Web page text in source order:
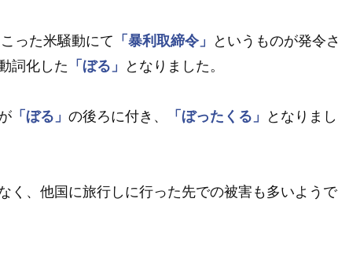
った米騒動にて 「暴利取締令」
というものが発令さ
詞化した 「ぼる」 となりました。
「ぼる」 の後ろに付き、 「ぼったくる」
となりまし
く、他国に旅行しに行った先での被害も多いようで